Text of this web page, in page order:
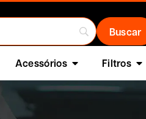
Acessórios Filtros